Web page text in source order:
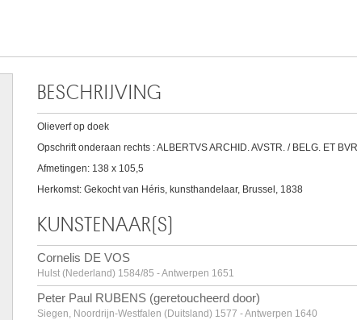
BESCHRIJVING
Olieverf op doek
Opschrift onderaan rechts : ALBERTVS ARCHID. AVSTR. / BELG. ET
Afmetingen: 138 x 105,5
Herkomst: Gekocht van Héris, kunsthandelaar, Brussel, 1838
KUNSTENAAR(S)
Cornelis DE VOS
Hulst (Nederland) 1584/85 - Antwerpen 1651
Peter Paul RUBENS (geretoucheerd door)
Siegen, Noordrijn-Westfalen (Duitsland) 1577 - Antwerpen 1640